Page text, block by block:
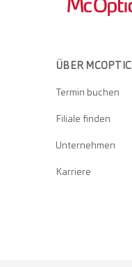
ÜBER MCOPTIC
Termin buchen
Filiale finden
Unternehmen
Karriere